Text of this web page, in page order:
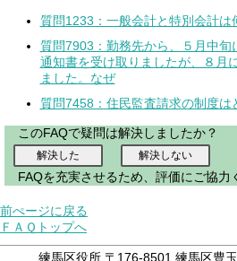
質問1233：一般会計と特別会計は
質問7903：勤務先から、５月中旬
通知書を受け取りましたが、８月
ました。なぜ
質問7458：住民監査請求の制度は
このFAQで疑問は解決しましたか？
FAQを充実させるため、評価にご協力
前ぺージに戻る
ＦＡＱトップへ
練馬区役所 〒176-8501 練馬区豊